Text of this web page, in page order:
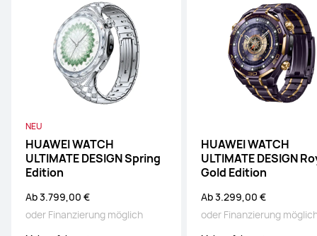
NEU
HUAWEI WATCH
ULTIMATE DESIGN Spring
Edition
Ab 3.799,00 €
oder Finanzierung möglich
HUAWEI WATCH
ULTIMATE DESIGN
Gold Edition
Ab 3.299,00 €
oder Finanzierung